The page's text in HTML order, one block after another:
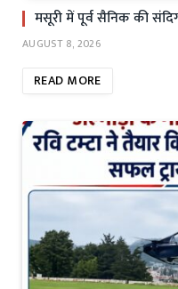
मसूरी में पूर्व सैनिक की
AUGUST 8, 2026
READ MORE